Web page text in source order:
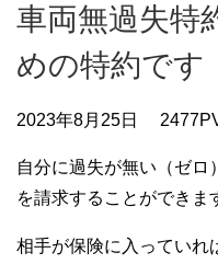
車両無過失特
めの特約です
2023年8月25日
自分に過失が無い（ゼロ
を請求することができま
相手が保険に入っていれ